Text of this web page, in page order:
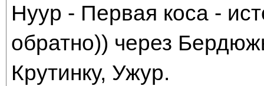
Нуур - Первая коса -
обратно)) через
Крутинку, Ужур.